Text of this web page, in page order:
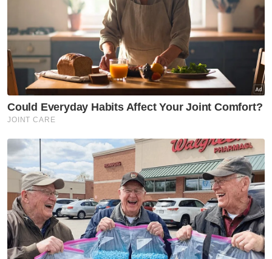
Peso 740 dan Ringgit Malaysia 21,150 (wang
baharu) yang disita pada 17 Mei 2018 oleh
pihak polis.
Barangan lain yang disita pada tarikh sama
ialah empat utas jam tangan pelbagai
jenama, empat beg tangan pelbagai saiz dan
jenama, 167 beg tangan pelbagai jenama dan
beg tangan pelbagai jenama turut disita pada
11 Jun 2018.
Sebanyak 27 kereta jenama Nissan turut
disita pada 2 Ogos 2018 selain sebidang tanah
di Tanjung Bungah, Pulau Pinang.
Prosiding di hadapan Hakim Mohamed Zaini